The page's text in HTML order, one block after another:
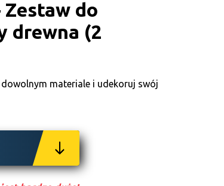
do
drewna (2
materiale i udekoruj swój